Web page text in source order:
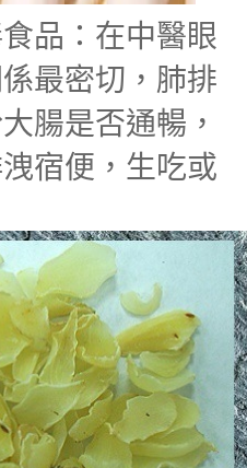
品：在中醫眼
最密切，肺排
腸是否通暢，
宿便，生吃或